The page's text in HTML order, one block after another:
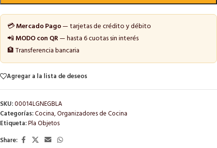
💳Mercado Pago— tarjetas de crédito y débito
📲MODO con QR— hasta 6 cuotas sin interés
🏦 Transferencia bancaria
Agregar a la lista de deseos
SKU:00014LGNEGBLA
Categorías:Cocina,Organizadores de Cocina
Etiqueta:Pla Objetos
Share: